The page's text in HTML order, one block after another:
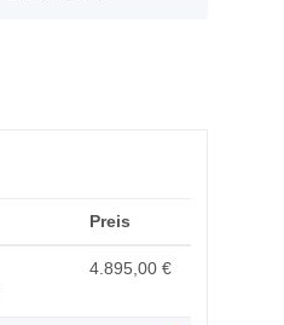
Preis
4.895,00 €